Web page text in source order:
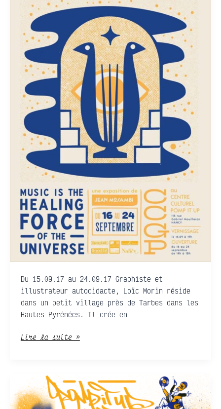
Du 15.09.17 au 24.09.17 Graphiste et
illustrateur autodidacte, Loïc Morin réside
dans un petit village près de Tarbes dans les
Hautes Pyrénées. Il crée en
MUSIC
IS
THE
HEALING
FORCE
THE
UNIVERSE
Lire la suite »
POMP
IT
UP